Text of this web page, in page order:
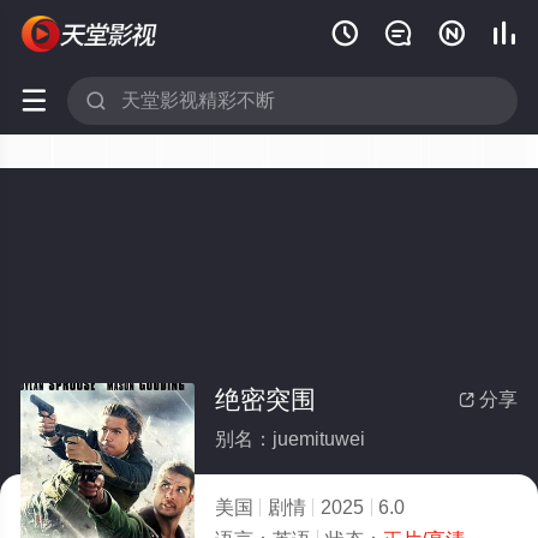
   
 
 分享
绝密突围
别名：juemituwei
美国 剧情 2025
6.0